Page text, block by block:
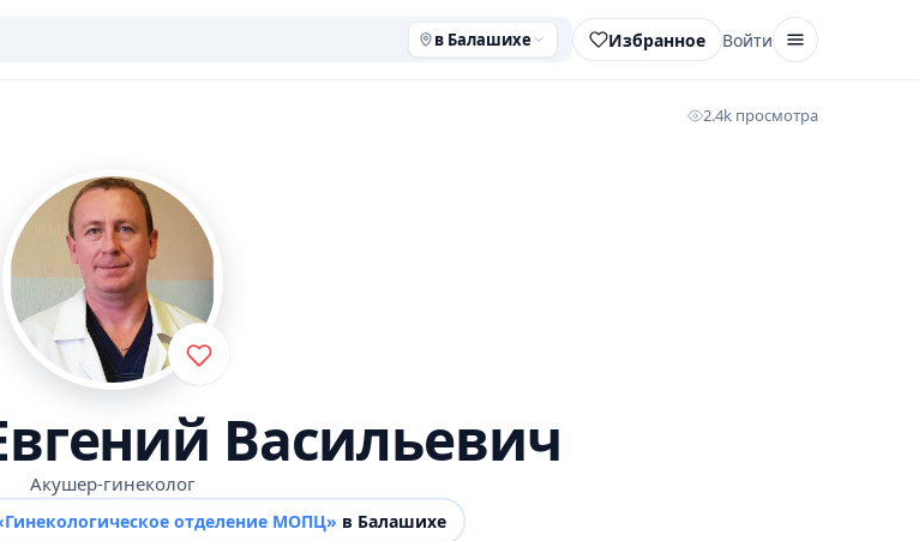
в Балашихе Избранное Войти
2.4k просмотра
Васильевич
Акушер-гинеколог
отделение МОПЦ» в Балашихе